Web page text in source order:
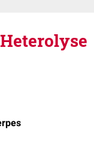
Heterolyse